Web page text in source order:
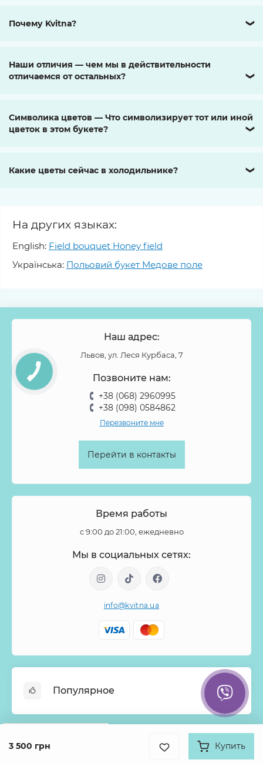
3 500 грн Купить
Почему Kvitna? ❯
Наши отличия — чем мы в действительности
отличаемся от остальных?
❯
Символика цветов — Что символизирует тот или иной
цветок в этом букете?
❯
Какие цветы сейчас в холодильнике? ❯
На других языках:
English: Field bouquet Honey field
Українська: Польовий букет Медове поле
Наш адрес:
Львов, ул. Леся Курбаса, 7
Позвоните нам:
+38 (068) 2960995
+38 (098) 0584862
Перезвоните мне
Перейти в контакты
Время работы
с 9:00 до 21:00, ежедневно
Мы в социальных сетях:
info@kvitna.ua
Популярное
Онлайн-Витрина